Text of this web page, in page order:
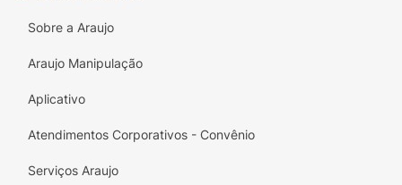
Sobre a Araujo
Araujo Manipulação
Aplicativo
Atendimentos Corporativos - Convênio
Serviços Araujo